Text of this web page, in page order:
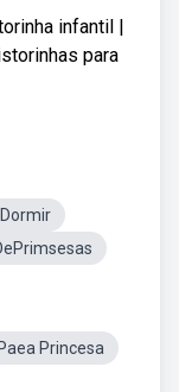
infantil |
para
Princesa